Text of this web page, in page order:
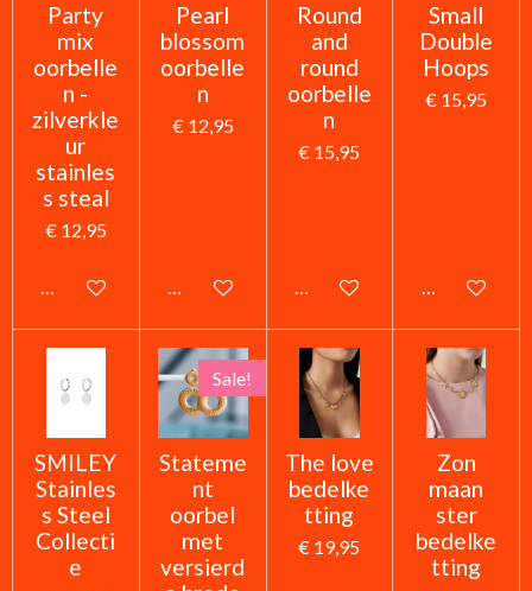
Party
mix
oorbelle
n -
zilverkle
ur
stainles
s steal
€ 12,95
In winkelwagen
Pearl
blossom
oorbelle
n
€ 12,95
In winkelwagen
Round
and
round
oorbelle
n
€ 15,95
In winkelwagen
Small
Double
Hoops
€ 15,95
In
SMILEY
Stainles
s Steel
Collecti
e
Sale!
Stateme
nt
oorbel
met
versierd
The love
bedelke
tting
€ 19,95
Zon
maan
ster
bedelke
tting